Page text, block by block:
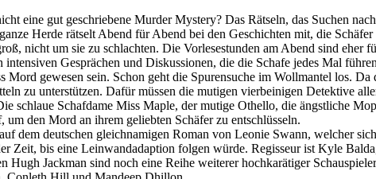
eine gut geschriebene Murder Mystery? Das Rätseln, das Suchen
Herde rätselt Abend für Abend bei den Geschichten mit, die
nicht um sie zu schlachten. Die Vorlesestunden am Abend sind eher
intensiven Gesprächen und Diskussionen, die die Schafe jedes Mal
Mord gewesen sein. Schon geht die Spurensuche im Wollmantel los.
zu unterstützen. Dafür müssen die mutigen vierbeinigen Detektive
schlaue Schafdame Miss Maple, der mutige Othello, die ängstliche
den Mord an ihrem geliebten Schäfer zu entschlüsseln.
dem deutschen gleichnamigen Roman von Leonie Swann, welcher
Zeit, bis eine Leinwandadaption folgen würde. Regisseur ist Kyle
Hugh Jackman sind noch eine Reihe weiterer hochkarätiger